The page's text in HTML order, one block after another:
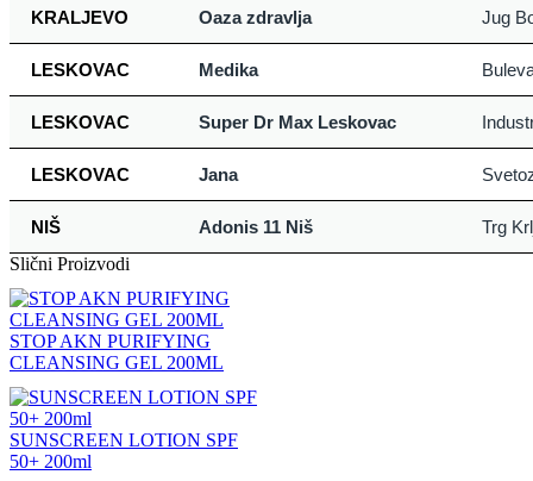
KRALJEVO Oaza zdravlja Jug
LESKOVAC Medika
LESKOVAC Super Dr Max Leskovac
LESKOVAC Jana
NIŠ Adonis 11 Niš
Trg
Slični Proizvodi
STOP AKN PURIFYING
CLEANSING GEL 200ML
SUNSCREEN LOTION SPF
50+ 200ml